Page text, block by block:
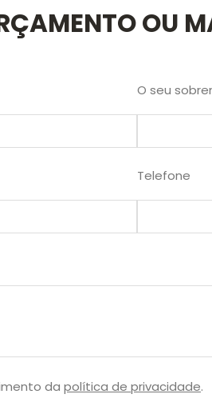
OU
O seu
Telefone
da política de privacidade.